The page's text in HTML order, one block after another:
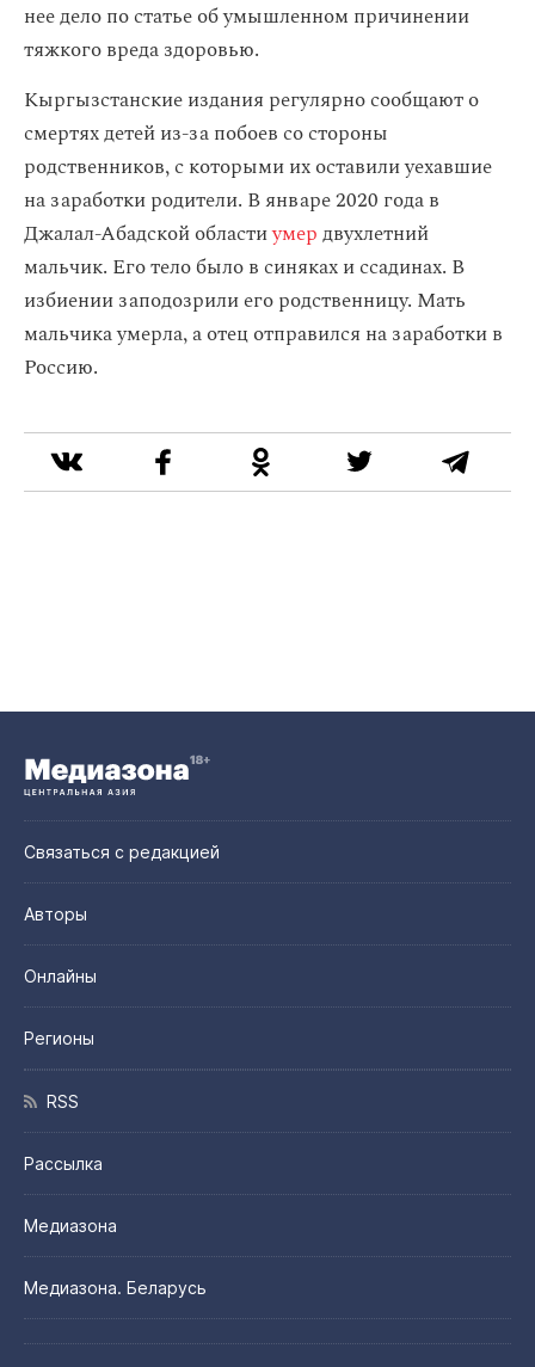
нее дело по статье об умышленном причинении
тяжкого вреда здоровью.
Кыргызстанские издания регулярно сообщают о
смертях детей из-за побоев со стороны
родственников, с которыми их оставили уехавшие
на заработки родители. В январе 2020 года в
Джалал-Абадской областиумердвухлетний
мальчик. Его тело было в синяках и ссадинах. В
избиении заподозрили его родственницу. Мать
мальчика умерла, а отец отправился на заработки в
Россию.
Связаться с редакцией
Авторы
Онлайны
Регионы
RSS
Рассылка
Медиазона
Медиазона. Беларусь